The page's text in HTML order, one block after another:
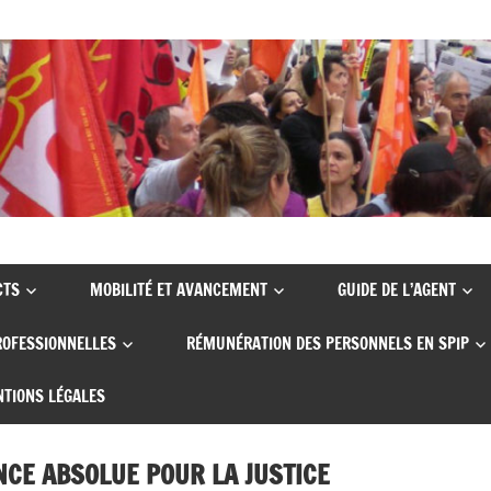
MOBILITÉ ET AVANCEMENT GUIDE DE L’AGENT
RÉMUNÉRATION DES PERSONNELS EN SPIP
LÉGALES
ABSOLUE POUR LA JUSTICE